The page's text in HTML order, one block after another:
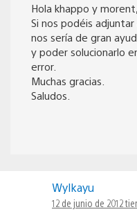
Hola khappo y morent,
Si nos podéis
nos sería de gran
y poder solucionarlo
error.
Muchas gracias.
Saludos.
Wylkayu
12 de junio de 2012